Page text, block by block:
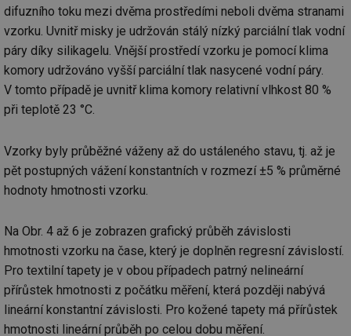
difuzního toku mezi dvěma prostředími neboli dvěma stranami
vzorku. Uvnitř misky je udržován stálý nízký parciální tlak vodní
páry díky silikagelu. Vnější prostředí vzorku je pomocí klima
komory udržováno vyšší parciální tlak nasycené vodní páry.
V tomto případě je uvnitř klima komory relativní vlhkost 80 %
při teplotě 23 °C.
Vzorky byly průběžné váženy až do ustáleného stavu, tj. až je
pět postupných vážení konstantních v rozmezí ±5 % průměrné
hodnoty hmotnosti vzorku.
Na Obr. 4 až 6 je zobrazen grafický průběh závislosti
hmotnosti vzorku na čase, který je doplněn regresní závislostí.
Pro textilní tapety je v obou případech patrný nelineární
přírůstek hmotnosti z počátku měření, která později nabývá
lineární konstantní závislosti. Pro kožené tapety má přírůstek
hmotnosti lineární průběh po celou dobu měření.